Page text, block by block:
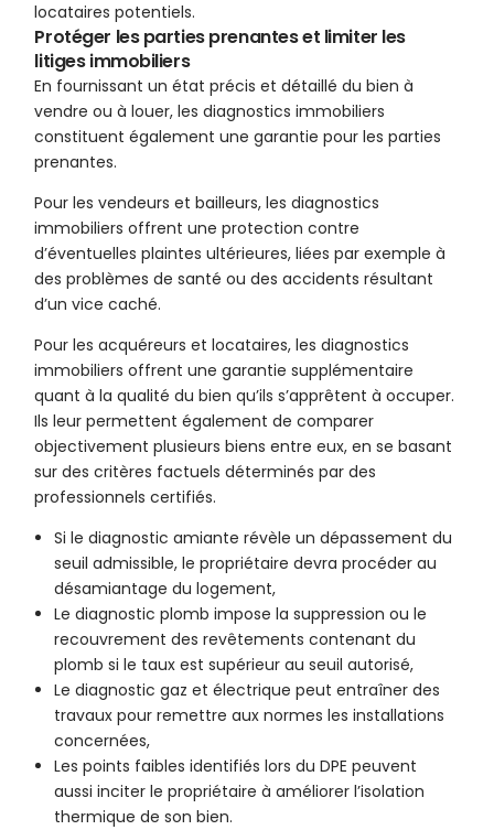
locataires potentiels.
Protéger les parties prenantes et limiter les
litiges immobiliers
En fournissant un état précis et détaillé du bien à
vendre ou à louer, les diagnostics immobiliers
constituent également une garantie pour les parties
prenantes.
Pour les vendeurs et bailleurs, les diagnostics
immobiliers offrent une protection contre
d’éventuelles plaintes ultérieures, liées par exemple à
des problèmes de santé ou des accidents résultant
d’un vice caché.
Pour les acquéreurs et locataires, les diagnostics
immobiliers offrent une garantie supplémentaire
quant à la qualité du bien qu’ils s’apprêtent à occuper.
Ils leur permettent également de comparer
objectivement plusieurs biens entre eux, en se basant
sur des critères factuels déterminés par des
professionnels certifiés.
Si le diagnostic amiante révèle un dépassement du
seuil admissible, le propriétaire devra procéder au
désamiantage du logement,
Le diagnostic plomb impose la suppression ou le
recouvrement des revêtements contenant du
plomb si le taux est supérieur au seuil autorisé,
Le diagnostic gaz et électrique peut entraîner des
travaux pour remettre aux normes les installations
concernées,
Les points faibles identifiés lors du DPE peuvent
aussi inciter le propriétaire à améliorer l’isolation
thermique de son bien.